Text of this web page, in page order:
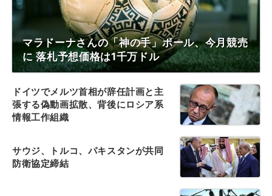
マラドーナさんの「神の手」ボール、今月競売
に 落札予想価格は1千万ドル
ドイツでメルツ首相が辞任計画と主
張する偽動画拡散、背後にロシア系
情報工作組織
サウジ、トルコ、パキスタンが共同
防衛協定締結